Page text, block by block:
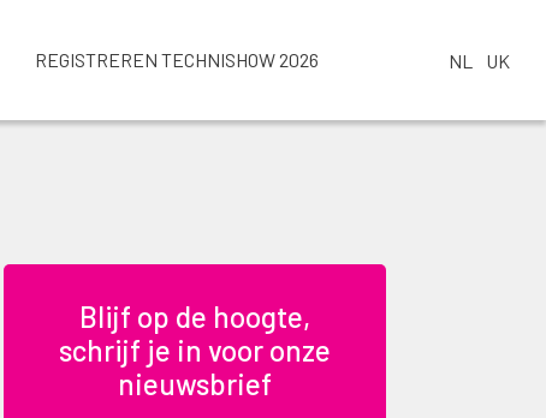
REGISTREREN TECHNISHOW 2026 NL UK
Blijf op de hoogte,
schrijf je in voor onze
nieuwsbrief